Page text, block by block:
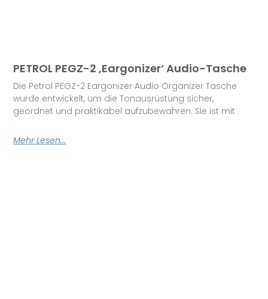
PETROL PEGZ-2 ‚Eargonizer‘ Audio-Tasche
Die Petrol PEGZ-2 Eargonizer Audio Organizer Tasche
wurde entwickelt, um die Tonausrüstung sicher,
geordnet und praktikabel aufzubewahren. Sie ist mit
Mehr Lesen...